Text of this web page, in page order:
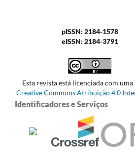
pISSN: 2184-1578
eISSN: 2184-3791
Esta revista está licenciada com uma
Creative Commons Atribuição 4.0
Identificadores e Serviços